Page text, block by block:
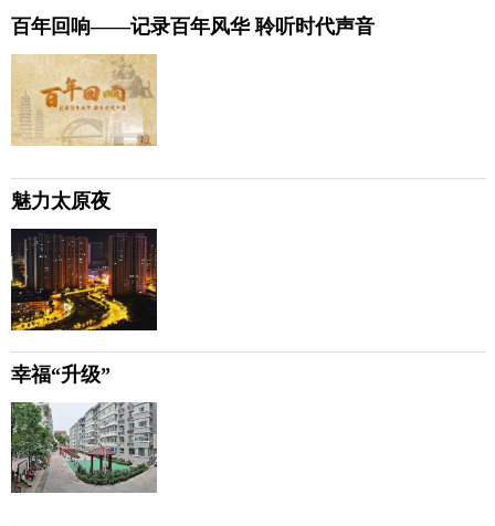
百年回响——记录百年风华 聆听时代声音
魅力太原夜
幸福“升级”